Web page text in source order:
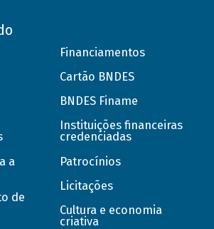
a
de
Financiamentos
Cartão BNDES
BNDES Finame
Instituições financeiras
credenciadas
Patrocínios
Licitações
Cultura e economia
criativa